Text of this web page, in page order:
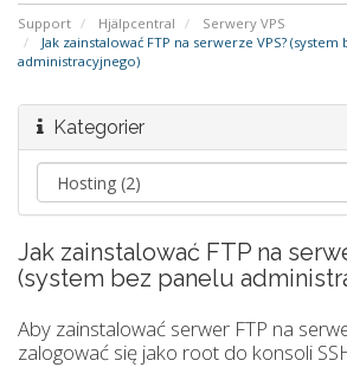
Support Hjälpcentral
Serwery VPS
Jak zainstalować FTP na serwerze VPS? (system
administracyjnego)
Kategorier
Jak zainstalować FTP na
(system bez panelu
Aby zainstalować serwer FTP na
zalogować się jako root do konsoli